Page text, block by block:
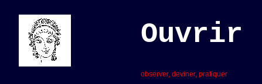
observer, deviner, pratiquer
Ouvrir